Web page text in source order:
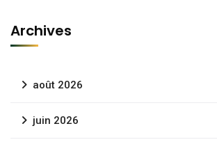
Archives
août 2026
juin 2026